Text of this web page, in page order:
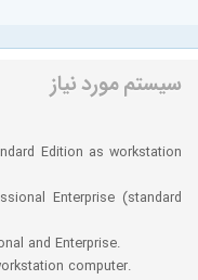
سیستم مورد نیاز
Edition as workstation
Enterprise (standard
and Enterprise.
computer.